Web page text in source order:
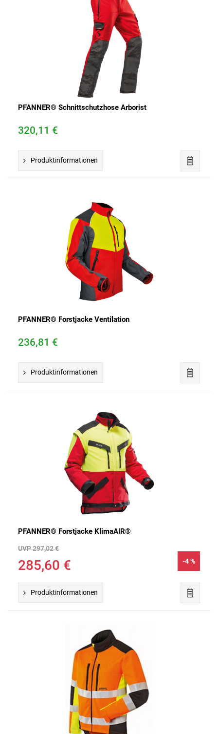
PFANNER® Schnittschutzhose Arborist
320,11 €
Produktinformationen
PFANNER® Forstjacke Ventilation
236,81 €
Produktinformationen
PFANNER® Forstjacke KlimaAIR®
UVP 297,02 €
285,60 € -4 %
Produktinformationen